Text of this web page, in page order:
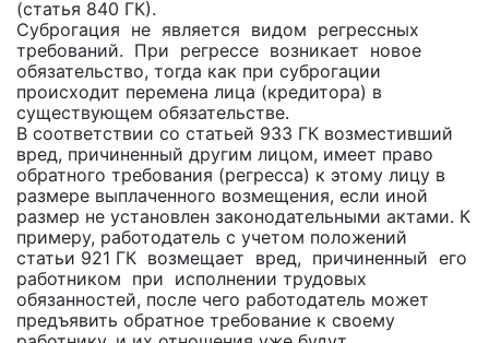
(статья 840 ГК).
Суброгация не является видом регрессных
требований. При регрессе возникает новое
обязательство, тогда как при суброгации
происходит перемена лица (кредитора) в
существующем обязательстве.
В соответствии со статьей 933 ГК возместивший
вред, причиненный другим лицом, имеет право
обратного требования (регресса) к этому лицу в
размере выплаченного возмещения, если иной
размер не установлен законодательными актами. К
примеру, работодатель с учетом положений
статьи 921 ГК возмещает вред, причиненный его
работником при исполнении трудовых
обязанностей, после чего работодатель может
предъявить обратное требование к своему